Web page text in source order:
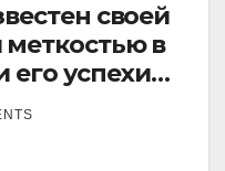
своей
в
его успехи